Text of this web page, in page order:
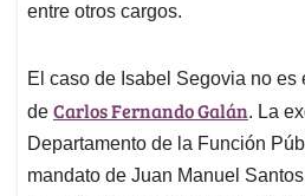
entre otros cargos.
El caso de Isabel Segovia no
de Carlos Fernando Galán. La
Departamento de la Función
mandato de Juan Manuel